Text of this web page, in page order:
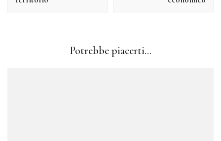
Potrebbe piacerti...